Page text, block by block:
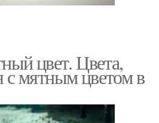
цвет. Цвета,
с мятным цветом в